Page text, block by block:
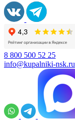
8 800 500 52 25
info@kupalniki-nsk.ru